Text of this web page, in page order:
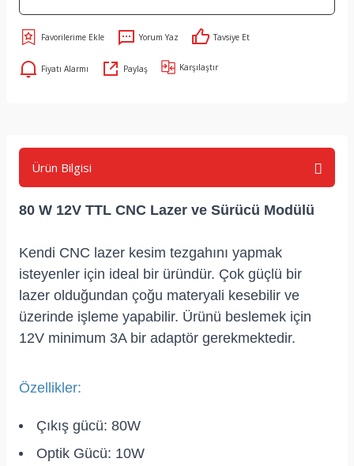
Yorum Yaz Tavsiye Et
Fiyatı Alarmı Paylaş Karşılaştır
Ürün Bilgisi
80 W 12V TTL CNC Lazer ve Sürücü Modülü
Kendi CNC lazer kesim tezgahını yapmak
isteyenler için ideal bir üründür. Çok güçlü bir
lazer olduğundan çoğu materyali kesebilir ve
üzerinde işleme yapabilir. Ürünü beslemek için
12V minimum 3A bir adaptör gerekmektedir.
Özellikler:
Çıkış gücü: 80W
Optik Gücü: 10W